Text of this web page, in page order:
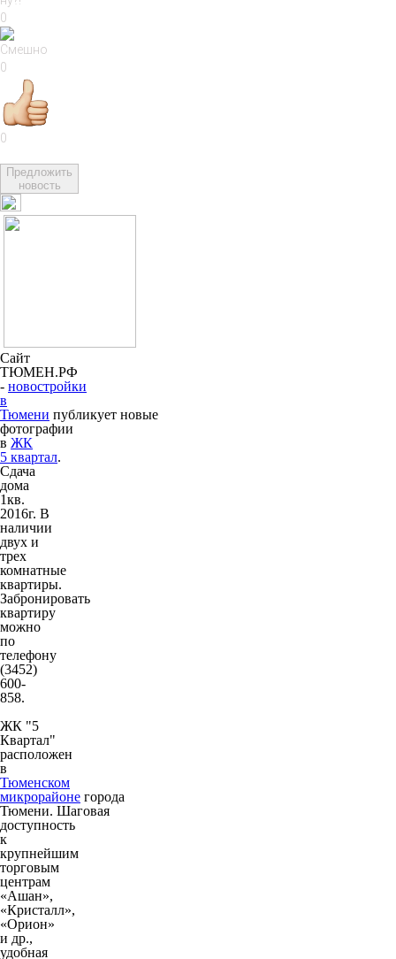
0
0
0
Предложить
новость
Сайт
ТЮМЕН.РФ
- новостройки
в
Тюмени публикует новые
фотографии
в ЖК
5 квартал.
Сдача
дома
1кв.
2016г. В
наличии
двух и
трех
комнатные
квартиры.
Забронировать
квартиру
можно
по
телефону
(3452)
600-
858.
ЖК "5
Квартал"
расположен
в
Тюменском
микрорайоне города
Тюмени. Шаговая
доступность
к
крупнейшим
торговым
центрам
«Ашан»,
«Кристалл»,
«Орион»
и др.,
удобная